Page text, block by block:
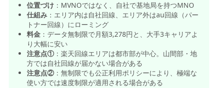
位置づけ：MVNOではなく、自社で基地局を持つMNO
仕組み：エリア内は自社回線、エリア外はau回線（パー
トナー回線）にローミング
料金：データ無制限で月額3,278円と、大手3キャリアよ
り大幅に安い
注意点①：楽天回線エリアは都市部が中心。山間部・地
方では自社回線が届かない場合がある
注意点②：無制限でも公正利用ポリシーにより、極端な
使い方では速度制限が適用される場合がある